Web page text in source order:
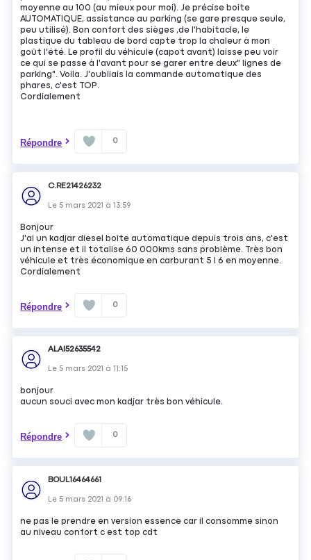
moyenne au 100 (au mieux pour moi). Je précise boite
AUTOMATIQUE, assistance au parking (se gare presque seule,
peu utilisé). Bon confort des sièges ,de l'habitacle, le
plastique du tableau de bord capte trop la chaleur à mon
goût l'été. Le profil du véhicule (capot avant) laisse peu voir
ce qui se passe à l'avant pour se garer entre deux" lignes de
parking". Voila. J'oubliais la commande automatique des
phares, c'est TOP.
Cordialement
Répondre 0
C.RE21426232
Le 5 mars 2021 à13:59
Bonjour
J'ai un kadjar diesel boîte automatique depuis trois ans, c'est
un intense et il totalise 60 000kms sans problème. Très bon
véhicule et très économique en carburant 5 l 6 en moyenne.
Cordialement
Répondre 0
ALAI52635542
Le 5 mars 2021 à11:15
bonjour
aucun souci avec mon kadjar très bon véhicule.
Répondre 0
BOUL16464661
Le 5 mars 2021 à 09:16
ne pas le prendre en version essence car il consomme sinon
au niveau confort c est top cdt